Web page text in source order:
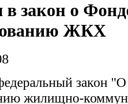
в закон о
ЖКХ
закон
жилищно-